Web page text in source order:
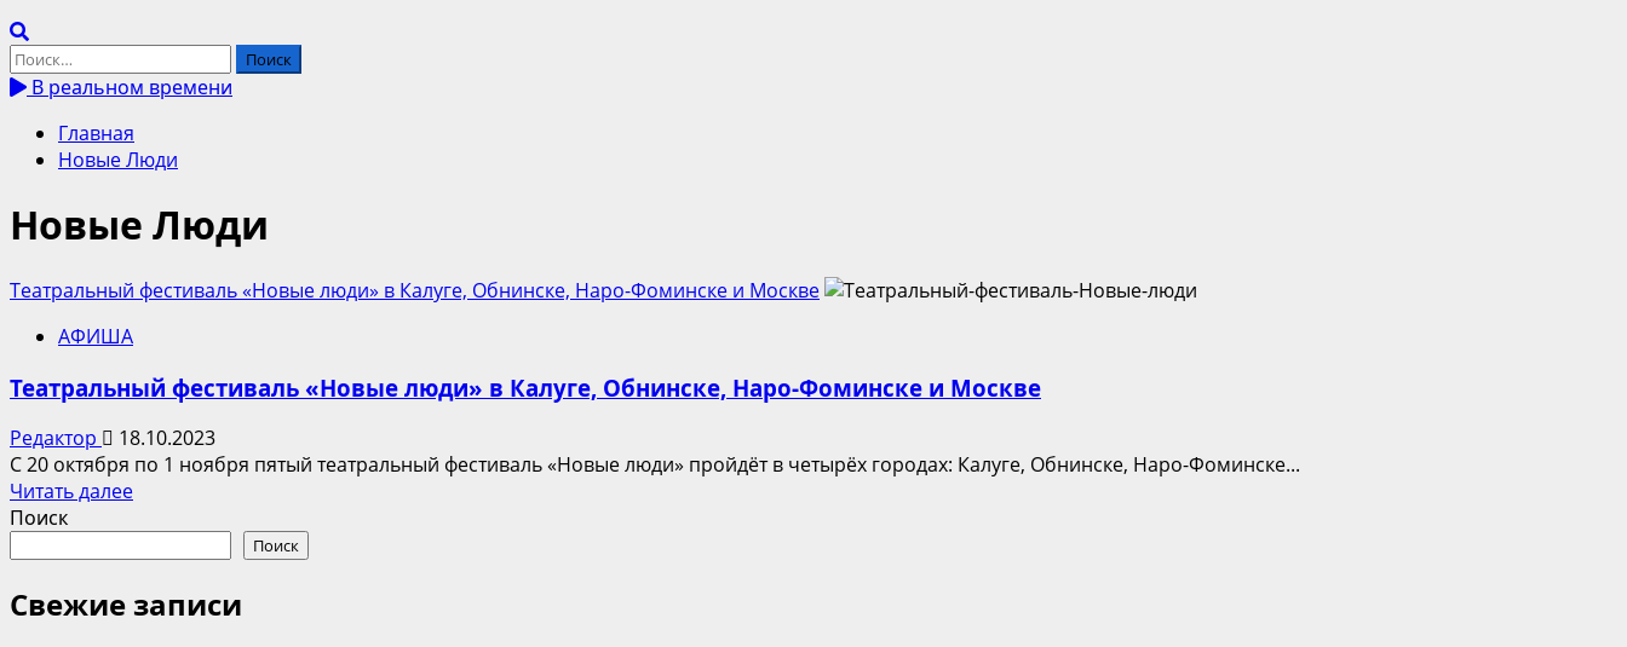
Найти:
В реальном времени
Главная
Новые Люди
Новые Люди
Театральный фестиваль «Новые люди» в Калуге, Обнинске, Наро-Фоминске и Москве
АФИША
Театральный фестиваль «Новые люди» в Калуге, Обнинске, Наро-Фоминске и Москве
Редактор
18.10.2023
С 20 октября по 1 ноября пятый театральный фестиваль «Новые люди» пройдёт в четырёх городах: Калуге, Обнинске, Наро-Фоминске...
Читать далееПрочитать
фестиваль
«Новые
Поиск
Поиск
Свежие записи